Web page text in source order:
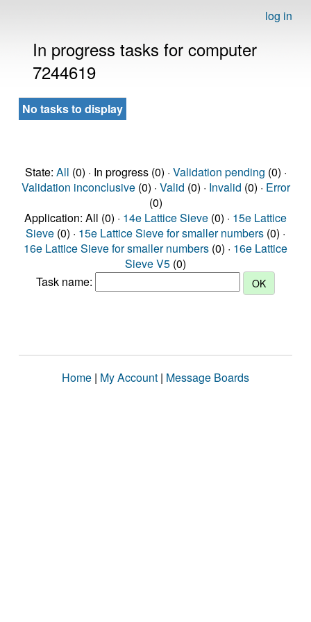
log in
In progress tasks for computer
7244619
No tasks to display
State: All (0) · In progress (0) · Validation pending (0) ·
Validation inconclusive(0) · Valid (0) · Invalid (0) · Error
(0)
Application: All (0) · 14e Lattice Sieve (0) · 15e Lattice
Sieve (0) · 15e Lattice Sieve for smaller numbers (0) ·
16e Lattice Sieve for smaller numbers (0) · 16e Lattice
Sieve V5 (0)
Task name:
Home | My Account | Message Boards